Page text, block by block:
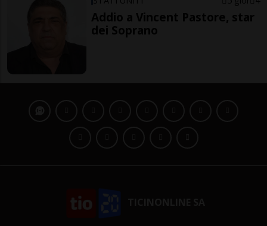
Addio a Vincent Pastore, star
dei Soprano